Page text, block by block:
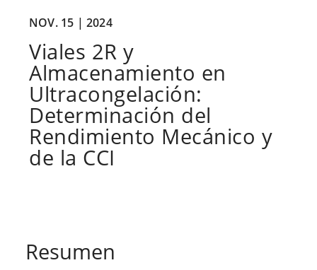
NOV. 15 | 2024
Viales 2R y
Almacenamiento en
Ultracongelación:
Determinación del
Rendimiento Mecánico y
de la CCI
Resumen